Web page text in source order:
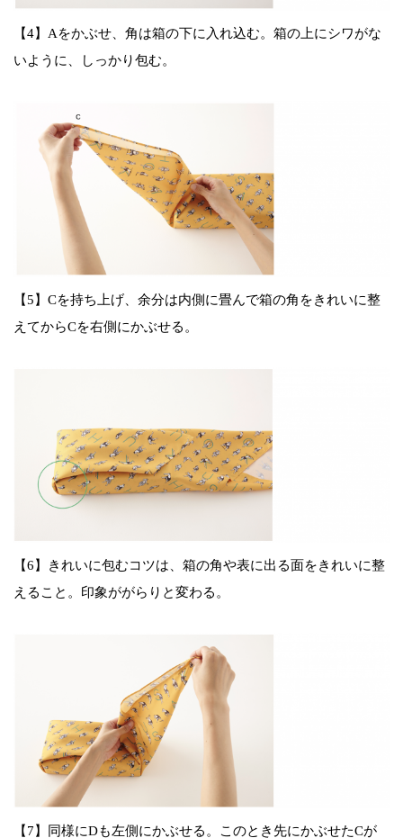
【4】Aをかぶせ、角は箱の下に入れ込む。箱の上にシワがな
いように、しっかり包む。
【5】Cを持ち上げ、余分は内側に畳んで箱の角をきれいに整
えてからCを右側にかぶせる。
【6】きれいに包むコツは、箱の角や表に出る面をきれいに整
えること。印象ががらりと変わる。
【7】同様にDも左側にかぶせる。このとき先にかぶせたCが